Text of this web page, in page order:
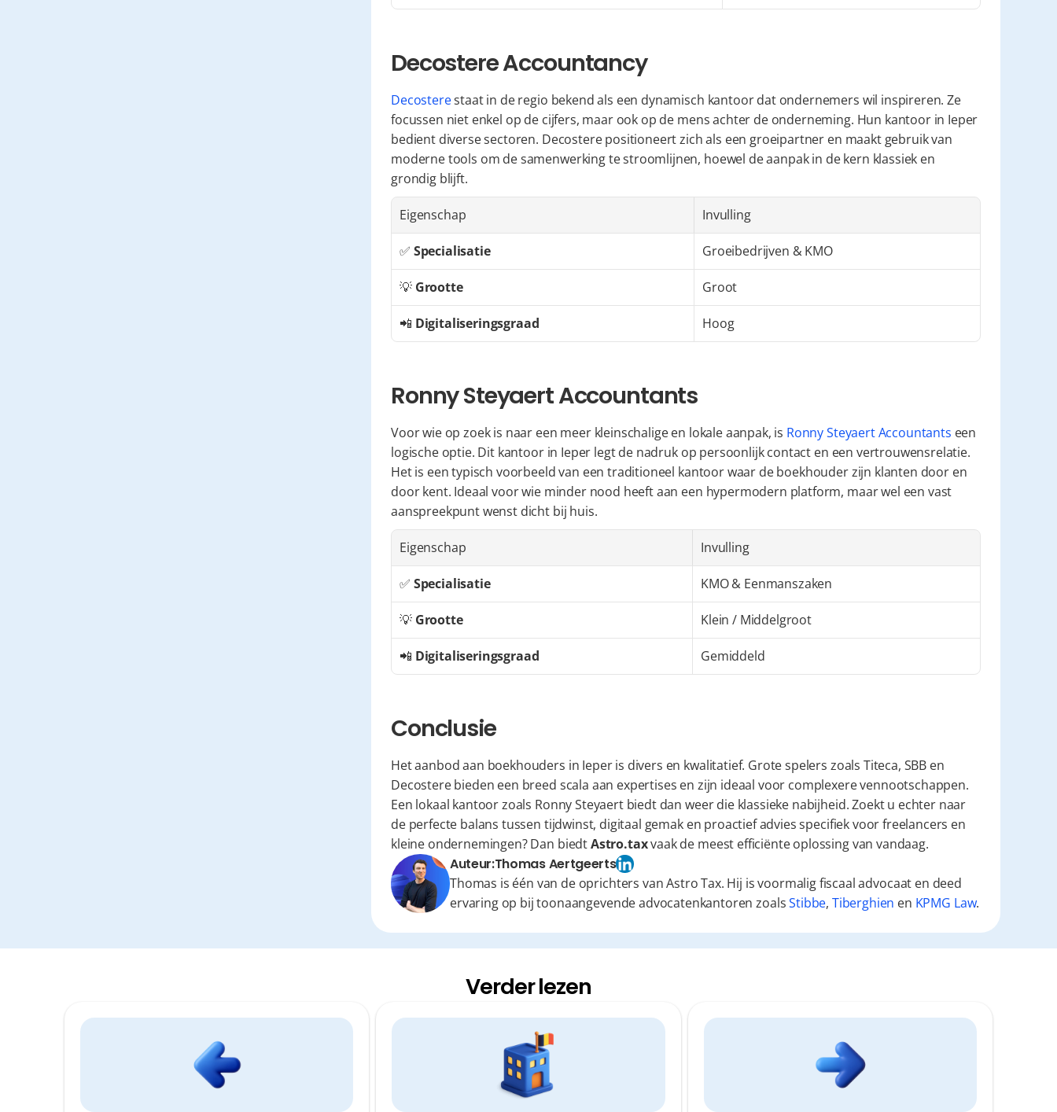
Decostere Accountancy
Decostere staat in de regio bekend als een dynamisch kantoor dat ondernemers wil inspireren. Ze
focussen niet enkel op de cijfers, maar ook op de mens achter de onderneming. Hun kantoor in Ieper
bedient diverse sectoren. Decostere positioneert zich als een groeipartner en maakt gebruik van
moderne tools om de samenwerking te stroomlijnen, hoewel de aanpak in de kern klassiek en
grondig blijft.
Eigenschap Invulling
✅ Specialisatie Groeibedrijven & KMO
💡 Grootte Groot
📲 Digitaliseringsgraad Hoog
Ronny Steyaert Accountants
Voor wie op zoek is naar een meer kleinschalige en lokale aanpak, is Ronny Steyaert Accountants een
logische optie. Dit kantoor in Ieper legt de nadruk op persoonlijk contact en een vertrouwensrelatie.
Het is een typisch voorbeeld van een traditioneel kantoor waar de boekhouder zijn klanten door en
door kent. Ideaal voor wie minder nood heeft aan een hypermodern platform, maar wel een vast
aanspreekpunt wenst dicht bij huis.
Eigenschap Invulling
✅ Specialisatie KMO & Eenmanszaken
💡 Grootte Klein / Middelgroot
📲 Digitaliseringsgraad Gemiddeld
Conclusie
Het aanbod aan boekhouders in Ieper is divers en kwalitatief. Grote spelers zoals Titeca, SBB en
Decostere bieden een breed scala aan expertises en zijn ideaal voor complexere vennootschappen.
Een lokaal kantoor zoals Ronny Steyaert biedt dan weer die klassieke nabijheid. Zoekt u echter naar
de perfecte balans tussen tijdwinst, digitaal gemak en proactief advies specifiek voor freelancers en
kleine ondernemingen? Dan biedt Astro.tax vaak de meest efficiënte oplossing van vandaag.
Auteur:Thomas Aertgeerts
Thomas is één van de oprichters van Astro Tax. Hij is voormalig fiscaal advocaat en deed
ervaring op bij toonaangevende advocatenkantoren zoalsStibbe, Tiberghien en KPMG Law.
Verder lezen